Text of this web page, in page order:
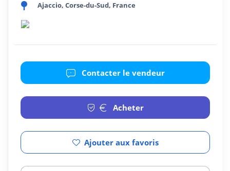
Ajaccio, Corse-du-Sud, France
Contacter le vendeur
Acheter
Ajouter aux favoris